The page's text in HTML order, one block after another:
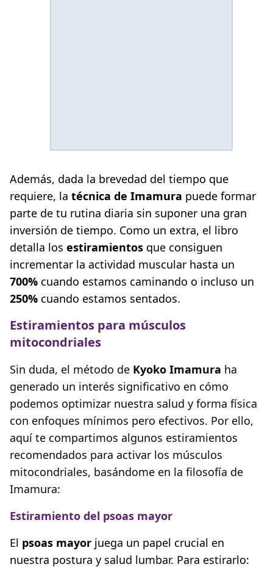
Además, dada la brevedad del tiempo que
requiere, la técnica de Imamura puede formar
parte de tu rutina diaria sin suponer una gran
inversión de tiempo. Como un extra, el libro
detalla los estiramientos que consiguen
incrementar la actividad muscular hasta un
700% cuando estamos caminando o incluso un
250% cuando estamos sentados.
Estiramientos para músculos
mitocondriales
Sin duda, el método de Kyoko Imamura ha
generado un interés significativo en cómo
podemos optimizar nuestra salud y forma física
con enfoques mínimos pero efectivos. Por ello,
aquí te compartimos algunos estiramientos
recomendados para activar los músculos
mitocondriales, basándome en la filosofía de
Imamura:
Estiramiento del psoas mayor
El psoas mayor juega un papel crucial en
nuestra postura y salud lumbar. Para estirarlo: